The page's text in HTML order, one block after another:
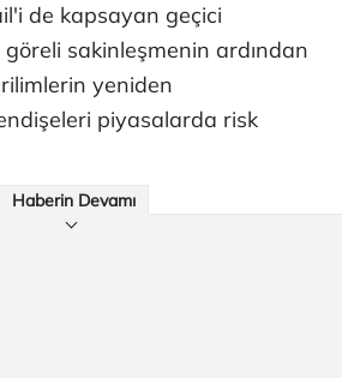
de kapsayan geçici
sakinleşmenin ardından
yeniden
piyasalarda risk
Haberin Devamı